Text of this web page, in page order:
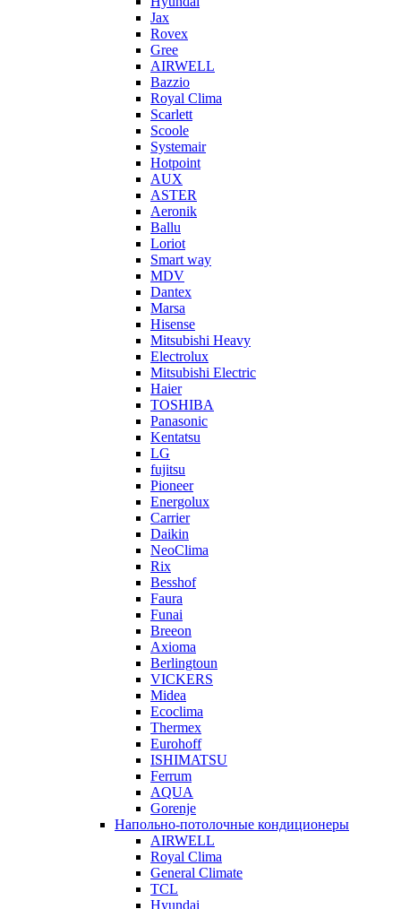
Jax
Rovex
Gree
AIRWELL
Bazzio
Royal Clima
Scarlett
Scoole
Systemair
Hotpoint
AUX
ASTER
Aeronik
Ballu
Loriot
Smart way
MDV
Dantex
Marsa
Hisense
Mitsubishi Heavy
Electrolux
Mitsubishi Electric
Haier
TOSHIBA
Panasonic
Kentatsu
LG
fujitsu
Pioneer
Energolux
Carrier
Daikin
NeoClima
Rix
Besshof
Faura
Funai
Breeon
Axioma
Berlingtoun
VICKERS
Midea
Ecoclima
Thermex
Eurohoff
ISHIMATSU
Ferrum
AQUA
Gorenje
Напольно-потолочные кондиционеры
AIRWELL
Royal Clima
General Climate
TCL
Hyundai